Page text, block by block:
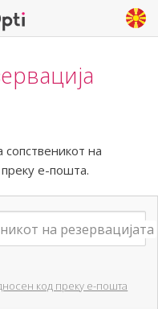
на
е-пошта.
код преку е-пошта